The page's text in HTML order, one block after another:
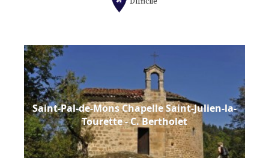
Saint-Pal-de-Mons Chapelle Saint-Julien-la-
Tourette - C. Bertholet